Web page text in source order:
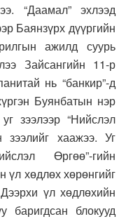
“Даамал” эхлээд
Баянзүрх дүүргийн
ажилд суурь
Зайсангийн 11-р
нь “банкир”-д
Буянбатын нэр
зээлээр “Нийслэл
хаажээ. Уг
Өргөө”-гийн
үл хөдлөх хөрөнгийг
үл хөдлөхийн
баригдсан блокууд